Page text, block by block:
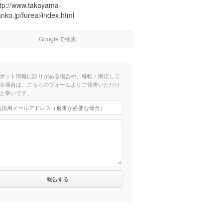
www.takayama-
fureai/index.html
Googleで検索
ット情報に誤りがある場合や、移転・閉店して
場合は、こちらのフォームよりご報告いただけ
幸いです。